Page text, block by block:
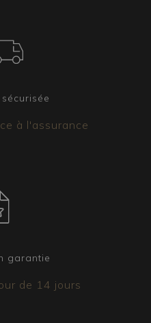
à l'assurance
garantie
de 14 jours